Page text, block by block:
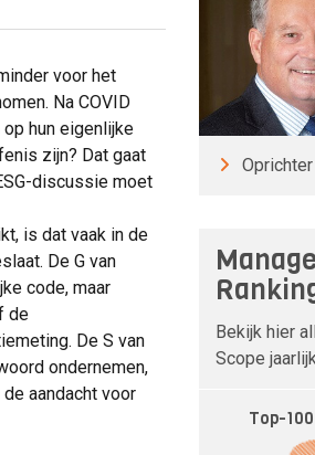
voor het
Na COVID
op hun eigenlijke
zijn? Dat gaat
discussie moet
is dat vaak in de
De G van
code, maar
de
De S van
ondernemen,
aandacht voor
Bekijk hier
Scope
Top-